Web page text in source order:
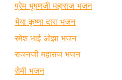
प्रेम भूषणजी महाराज भजन
भैया कृष्णा दास भजन
रमेश भाई ओझा भजन
राजनजी महाराज भजन
रोमी भजन